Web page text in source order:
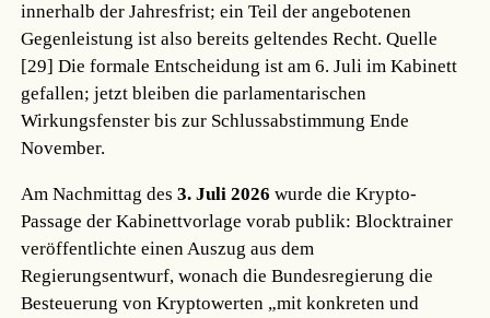
innerhalb der Jahresfrist; ein Teil der angebotenen
Gegenleistung ist also bereits geltendes Recht.Quelle
[29] Die formale Entscheidung ist am 6. Juli im Kabinett
gefallen; jetzt bleiben die parlamentarischen
Wirkungsfenster bis zur Schlussabstimmung Ende
November.
Am Nachmittag des3. Juli 2026 wurde die Krypto-
Passage der Kabinettvorlage vorab publik: Blocktrainer
veröffentlichte einen Auszug aus dem
Regierungsentwurf, wonach die Bundesregierung die
Besteuerung von Kryptowerten „mit konkreten und